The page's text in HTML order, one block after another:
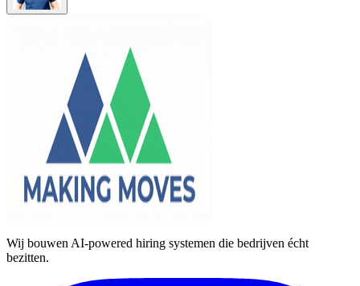
Wij bouwen AI-powered hiring systemen die bedrijven écht
bezitten.